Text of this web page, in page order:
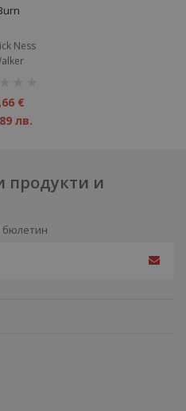
Ness
€
лв.
продукти и
бюлетин